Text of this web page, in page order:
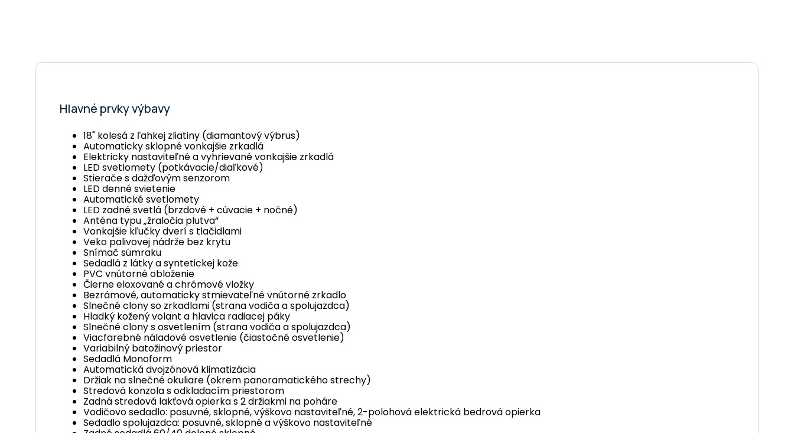
Hlavné prvky výbavy
18" kolesá z ľahkej zliatiny (diamantový výbrus)
Automaticky sklopné vonkajšie zrkadlá
Elektricky nastaviteľné a vyhrievané vonkajšie zrkadlá
LED svetlomety (potkávacie/diaľkové)
Stierače s dažďovým senzorom
LED denné svietenie
Automatické svetlomety
LED zadné svetlá (brzdové + cúvacie + nočné)
Anténa typu „žraločia plutva“
Vonkajšie kľučky dverí s tlačidlami
Veko palivovej nádrže bez krytu
Snímač súmraku
Sedadlá z látky a syntetickej kože
PVC vnútorné obloženie
Čierne eloxované a chrómové vložky
Bezrámové, automaticky stmievateľné vnútorné zrkadlo
Slnečné clony so zrkadlami (strana vodiča a spolujazdca)
Hladký kožený volant a hlavica radiacej páky
Slnečné clony s osvetlením (strana vodiča a spolujazdca)
Viacfarebné náladové osvetlenie (čiastočné osvetlenie)
Variabilný batožinový priestor
Sedadlá Monoform
Automatická dvojzónová klimatizácia
Držiak na slnečné okuliare (okrem panoramatického strechy)
Stredová konzola s odkladacím priestorom
Zadná stredová lakťová opierka s 2 držiakmi na poháre
Vodičovo sedadlo: posuvné, sklopné, výškovo nastaviteľné, 2-polohová elektrická bedrová opierka
Sedadlo spolujazdca: posuvné, sklopné a výškovo nastaviteľné